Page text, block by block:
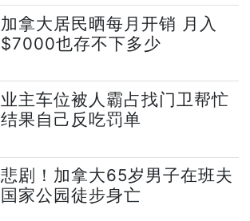
加拿大居民晒每月开销 月入
$7000也存不下多少
业主车位被人霸占找门卫帮忙
结果自己反吃罚单
悲剧！加拿大65岁男子在班夫
国家公园徒步身亡